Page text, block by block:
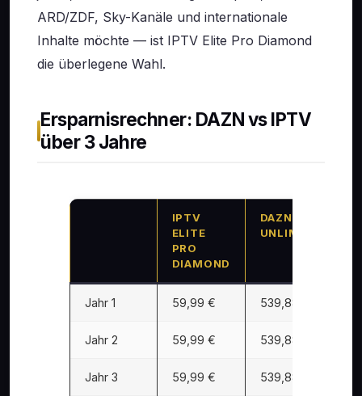
ARD/ZDF, Sky-Kanäle und internationale
Inhalte möchte — ist IPTV Elite Pro Diamond
die überlegene Wahl.
Ersparnisrechner: DAZN vs IPTV
über 3 Jahre
IPTV
ELITE
PRO
DIAMOND
DAZN
UNLIMITED
Jahr 1 59,99 € 539,88 €
Jahr 2 59,99 € 539,88 €
Jahr 3 59,99 € 539,88 €